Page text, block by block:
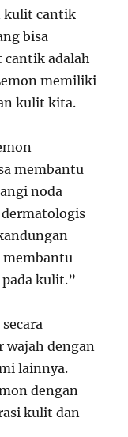
kulit cantik
bisa
cantik adalah
memiliki
kulit kita.
membantu
noda
dermatologis
membantu
kulit.”
wajah dengan
lainnya.
dengan
kulit dan